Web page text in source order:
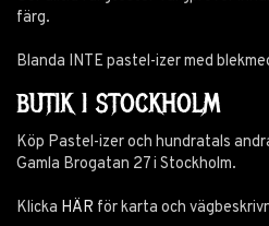
färg.
Blanda INTE pastel-izer med
BUTIK I STOCKHOLM
Köp Pastel-izer och hundratals
Gamla Brogatan 27 i Stockholm.
Klicka HÄR för karta och